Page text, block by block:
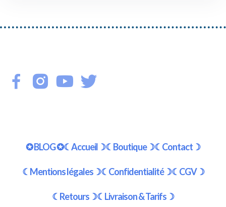
✪ BLOG ✪☾Accueil☽☾Boutique☽☾Contact☽
☾Mentions légales☽☾Confidentialité☽☾CGV☽
☾Retours☽☾Livraison & Tarifs☽